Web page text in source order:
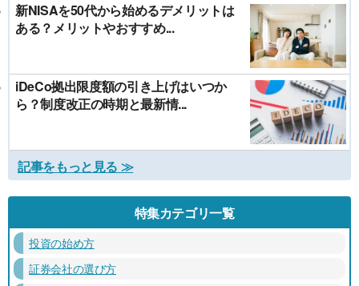
新NISAを50代から始めるデメリットは
ある？メリットやおすすめ...
iDeCo拠出限度額の引き上げはいつか
ら？制度改正の時期と最新情...
記事をもっと見る ≫
特集カテゴリ一覧
投資の始め方
証券会社の選び方